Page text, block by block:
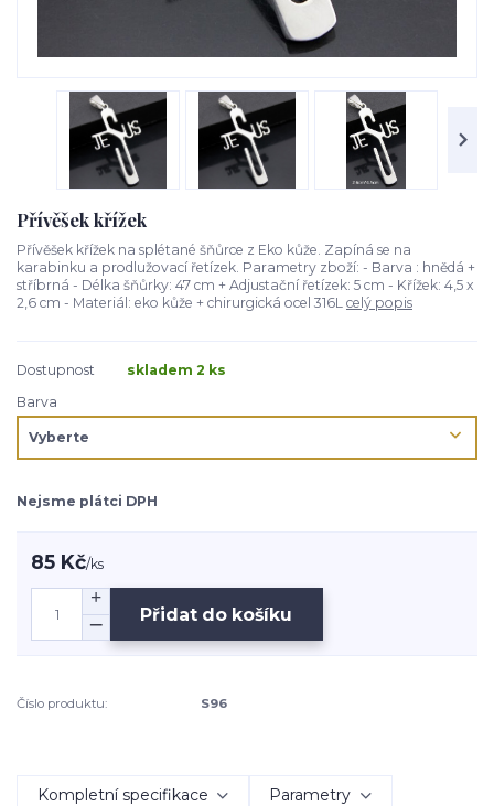
Přívěšek křížek
Přívěšek křížek na splétané šňůrce z Eko kůže. Zapíná se na
karabinku a prodlužovací řetízek. Parametry zboží: - Barva : hnědá +
stříbrná - Délka šňůrky: 47 cm + Adjustační řetízek: 5 cm - Křížek: 4,5 x
2,6 cm - Materiál: eko kůže + chirurgická ocel 316L celý popis
Dostupnost
skladem 2 ks
Barva
Nejsme plátci DPH
85 Kč/ks
Přidat do košíku
Číslo produktu: S96
Kompletní specifikace Parametry